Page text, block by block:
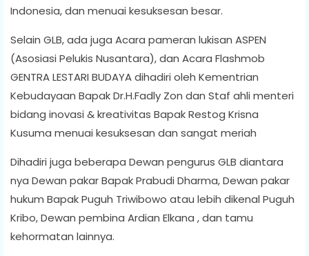
Indonesia, dan menuai kesuksesan besar.
Selain GLB, ada juga Acara pameran lukisan ASPEN
(Asosiasi Pelukis Nusantara), dan Acara Flashmob
GENTRA LESTARI BUDAYA dihadiri oleh Kementrian
Kebudayaan Bapak Dr.H.Fadly Zon dan Staf ahli menteri
bidang inovasi & kreativitas Bapak Restog Krisna
Kusuma menuai kesuksesan dan sangat meriah
Dihadiri juga beberapa Dewan pengurus GLB diantara
nya Dewan pakar Bapak Prabudi Dharma, Dewan pakar
hukum Bapak Puguh Triwibowo atau lebih dikenal Puguh
Kribo, Dewan pembina Ardian Elkana , dan tamu
kehormatan lainnya.